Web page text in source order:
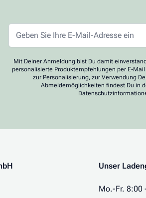
Mit Deiner Anmeldung bist Du damit
personalisierte Produktempfehlungen per E-
zur Personalisierung, zur Verwendung
Abmeldemöglichkeiten findest Du in
Unser
Mo.-Fr. 8:00